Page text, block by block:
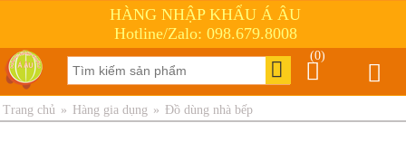
HÀNG NHẬP KHẨU Á ÂU
Hotline/Zalo: 098.679.8008
(0)
Trang chủ » Hàng gia dụng » Đồ dùng nhà bếp